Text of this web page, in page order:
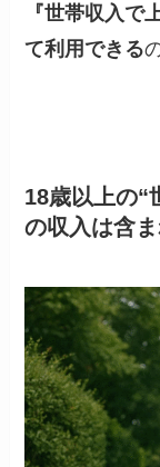
『世帯収入で
て利用できる
18歳以上の“
の収入は含ま